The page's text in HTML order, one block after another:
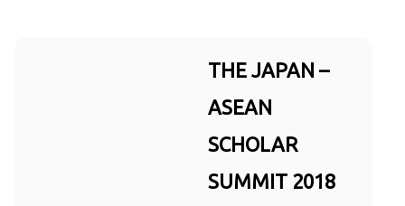
THE JAPAN –
ASEAN
SCHOLAR
SUMMIT 2018